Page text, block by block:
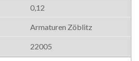
0,12
Armaturen Zöblitz
22005